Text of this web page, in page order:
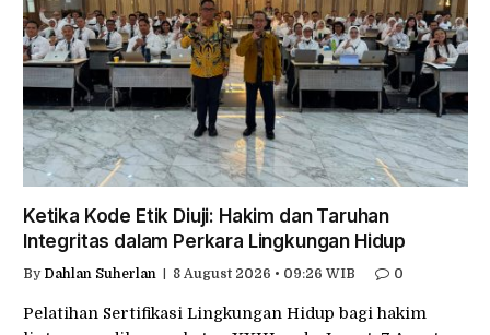
Ketika Kode Etik Diuji: Hakim dan Taruhan
Integritas dalam Perkara Lingkungan Hidup
By Dahlan Suherlan 8 August 2026 • 09:26 WIB 0
Pelatihan Sertifikasi Lingkungan Hidup bagi hakim